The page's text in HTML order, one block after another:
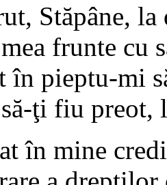
Stăpâne,
frunte cu
în pieptu-mi
ţi fiu preot,
în mine